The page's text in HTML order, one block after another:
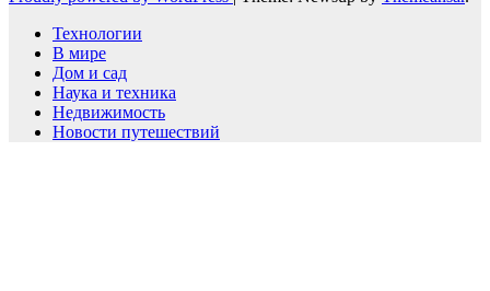
Технологии
В мире
Дом и сад
Наука и техника
Недвижимость
Новости путешествий